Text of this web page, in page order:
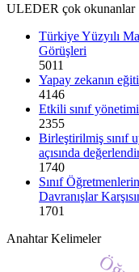
ULEDER çok okunanlar
Türkiye Yüzyılı
Görüşleri
5011
Yapay zekanın
4146
Etkili sınıf
2355
Birleştirilmiş sınıf
açısında
1740
Sınıf
Davranışlar
1701
Anahtar Kelimeler